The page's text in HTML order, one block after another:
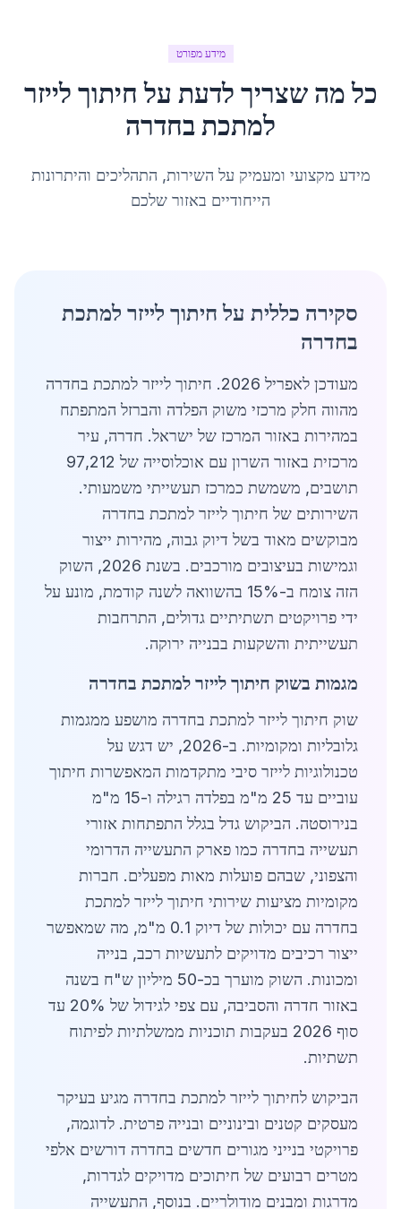
מידע מפורט
כל מה שצריך לדעת על חיתוך לייזר
למתכת בחדרה
מידע מקצועי ומעמיק על השירות, התהליכים והיתרונות
הייחודיים באזור שלכם
סקירה כללית על חיתוך לייזר למתכת
בחדרה
מעודכן לאפריל 2026. חיתוך לייזר למתכת בחדרה
מהווה חלק מרכזי משוק הפלדה והברזל המתפתח
במהירות באזור המרכז של ישראל. חדרה, עיר
מרכזית באזור השרון עם אוכלוסייה של 97,212
תושבים, משמשת כמרכז תעשייתי משמעותי.
השירותים של חיתוך לייזר למתכת בחדרה
מבוקשים מאוד בשל דיוק גבוה, מהירות ייצור
וגמישות בעיצובים מורכבים. בשנת 2026, השוק
הזה צומח ב-15% בהשוואה לשנה קודמת, מונע על
ידי פרויקטים תשתיתיים גדולים, התרחבות
תעשייתית והשקעות בבנייה ירוקה.
מגמות בשוק חיתוך לייזר למתכת בחדרה
שוק חיתוך לייזר למתכת בחדרה מושפע ממגמות
גלובליות ומקומיות. ב-2026, יש דגש על
טכנולוגיות לייזר סיבי מתקדמות המאפשרות חיתוך
עוביים עד 25 מ"מ בפלדה רגילה ו-15 מ"מ
בנירוסטה. הביקוש גדל בגלל התפתחות אזורי
תעשייה בחדרה כמו פארק התעשייה הדרומי
והצפוני, שבהם פועלות מאות מפעלים. חברות
מקומיות מציעות שירותי חיתוך לייזר למתכת
בחדרה עם יכולות של דיוק 0.1 מ"מ, מה שמאפשר
ייצור רכיבים מדויקים לתעשיות רכב, בנייה
ומכונות. השוק מוערך בכ-50 מיליון ש"ח בשנה
באזור חדרה והסביבה, עם צפי לגידול של 20% עד
סוף 2026 בעקבות תוכניות ממשלתיות לפיתוח
תשתיות.
הביקוש לחיתוך לייזר למתכת בחדרה מגיע בעיקר
מעסקים קטנים ובינוניים ובנייה פרטית. לדוגמה,
פרויקטי בנייני מגורים חדשים בחדרה דורשים אלפי
מטרים רבועים של חיתוכים מדויקים לגדרות,
מדרגות ומבנים מודולריים. בנוסף, התעשייה